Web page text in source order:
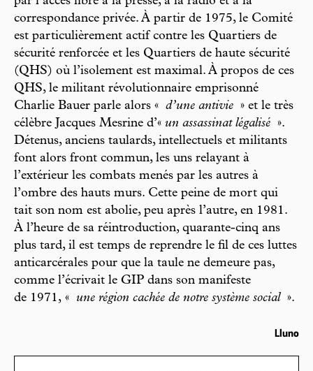
correspondance privée. À partir de 1975, le Comité
est particulièrement actif contre les Quartiers de
sécurité renforcée et les Quartiers de haute sécurité
(QHS) où l’isolement est maximal. À propos de ces
QHS, le militant révolutionnaire emprisonné
Charlie Bauer parle alors « d’une antivie » et le très
célèbre Jacques Mesrine d’« un assassinat légalisé ».
Détenus, anciens taulards, intellectuels et militants
font alors front commun, les uns relayant à
l’extérieur les combats menés par les autres à
l’ombre des hauts murs. Cette peine de mort qui
tait son nom est abolie, peu après l’autre, en 1981.
À l’heure de sa réintroduction, quarante-cinq ans
plus tard, il est temps de reprendre le fil de ces luttes
anticarcérales pour que la taule ne demeure pas,
comme l’écrivait le GIP dans son manifeste
de 1971, « une région cachée de notre système social ».
Lluno